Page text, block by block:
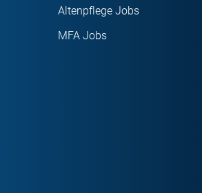
Altenpflege Jobs
MFA Jobs